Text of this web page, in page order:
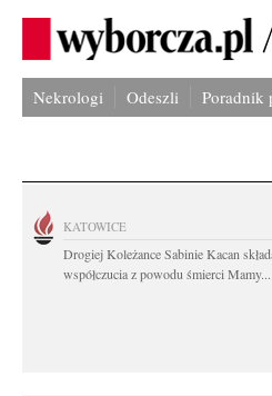
Nekrologi Odeszli Poradnik
KATOWICE
Drogiej Koleżance Sabinie Kacan
współczucia z powodu śmierci Mamy...